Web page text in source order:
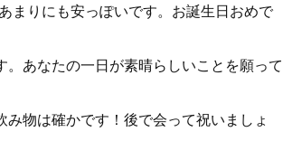
まりにも安っぽいです。お誕生日おめで
あなたの一日が素晴らしいことを願って
物は確かです！後で会って祝いましょ